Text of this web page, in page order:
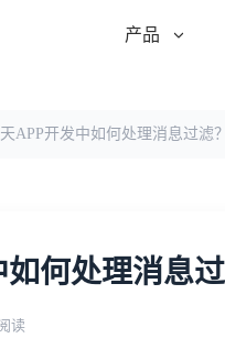
产品
APP开发中如何处理消息过滤？
何处理消息过
读